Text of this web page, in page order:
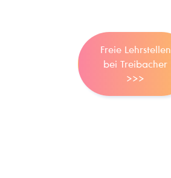
Freie Lehrstellen
bei Treibacher
>>>